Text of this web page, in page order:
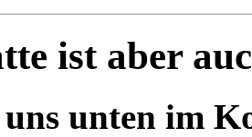
ist aber
uns unten im